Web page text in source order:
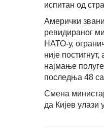
испитан од
Амерички
ревидираног
НАТО-у,
није
најмање
последња 48
Смена
да Кијев улази